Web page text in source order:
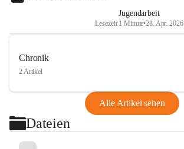
Jugendarbeit
Lesezeit 1 Minute•28. Apr. 2026
Chronik
2 Artikel
Alle Artikel sehen
Dateien